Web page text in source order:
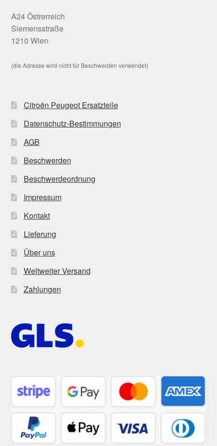
A24 Östrerreich
Siemensstraße
1210 Wien
(die Adresse wird nicht für Beschwerden verwendet)
Citroën Peugeot Ersatzteile
Datenschutz-Bestimmungen
AGB
Beschwerden
Beschwerdeordnung
Impressum
Kontakt
Lieferung
Über uns
Weltweiter Versand
Zahlungen